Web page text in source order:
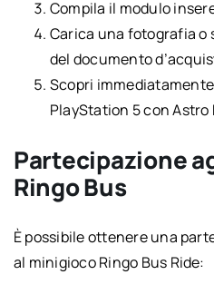
Compila il modulo
Carica una fotografia o
del documento
Scopri
PlayStation 5 con Astro
Partecipazione
Ringo Bus
È possibile ottenere una
al minigioco Ringo Bus Ride: